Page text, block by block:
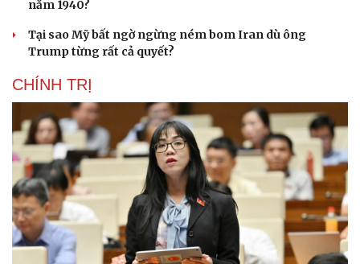
năm 1940?
Tại sao Mỹ bất ngờ ngừng ném bom Iran dù ông
Trump từng rất cả quyết?
CHÍNH TRỊ